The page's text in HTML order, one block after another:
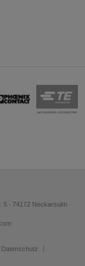
∙ 74172 Neckarsulm ∙
Datenschutz